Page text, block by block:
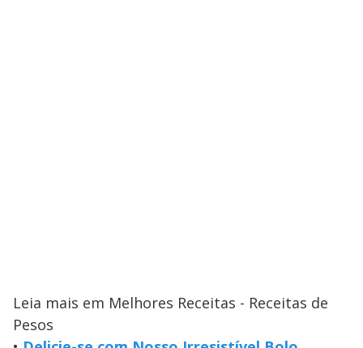
Leia mais em Melhores Receitas - Receitas de
Pesos